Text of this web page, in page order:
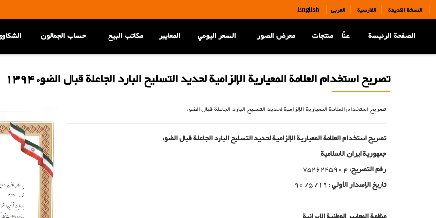
English| النسخة القديمة | الفارسية | العربی |
الصفحة الرئيسة عنّا منتجات معرض الصور السعر اليومي المعاییر مكاتب البيع حساب الجمالون
تصريح استخدام العلامة المعيارية الإلزامية لحديد التسليح البارد الجاعلة قبال الضوء 1394
تصريح استخدام العلامة المعيارية الإلزامية لحديد التسليح البارد الجاعلة قبال الضوء
تصريح استخدام العلامة المعيارية الإلزامية لحديد التسليح البارد الجاعلة قبال الضوء
جمهوریة ایران الاسلامیة
رقم التصریح: م 752624590
تاريخ الإصدار الأولي: 19/ 5/ 90